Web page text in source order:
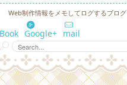
Web制作情報をメモしてログするブログ
Google+ mail